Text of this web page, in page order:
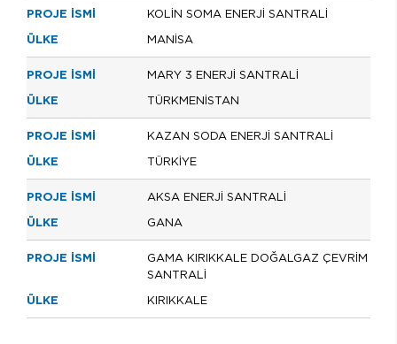
KOLİN SOMA ENERJİ SANTRALİ
MANİSA
MARY 3 ENERJİ SANTRALİ
TÜRKMENİSTAN
KAZAN SODA ENERJİ SANTRALİ
TÜRKİYE
AKSA ENERJİ SANTRALİ
GANA
GAMA KIRIKKALE DOĞALGAZ ÇEVRİM
SANTRALİ
KIRIKKALE